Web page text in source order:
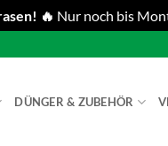
🔥 Nur noch bis
DÜNGER & ZUBEHÖR